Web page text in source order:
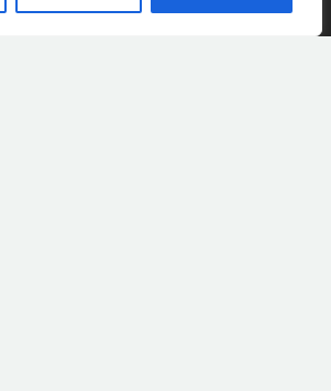
– 1023 – Crissier